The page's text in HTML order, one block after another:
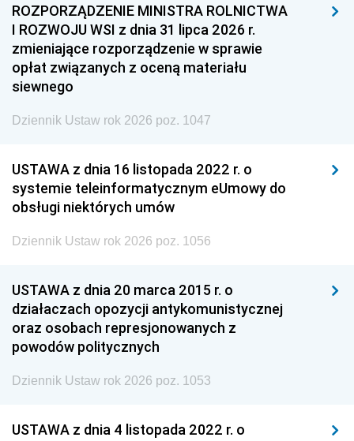
ROZPORZĄDZENIE MINISTRA ROLNICTWA
I ROZWOJU WSI z dnia 31 lipca 2026 r.
zmieniające rozporządzenie w sprawie
opłat związanych z oceną materiału
siewnego
Dziennik Ustaw rok 2026 poz. 1047
USTAWA z dnia 16 listopada 2022 r. o
systemie teleinformatycznym eUmowy do
obsługi niektórych umów
Dziennik Ustaw rok 2026 poz. 1056
USTAWA z dnia 20 marca 2015 r. o
działaczach opozycji antykomunistycznej
oraz osobach represjonowanych z
powodów politycznych
Dziennik Ustaw rok 2026 poz. 1053
USTAWA z dnia 4 listopada 2022 r. o